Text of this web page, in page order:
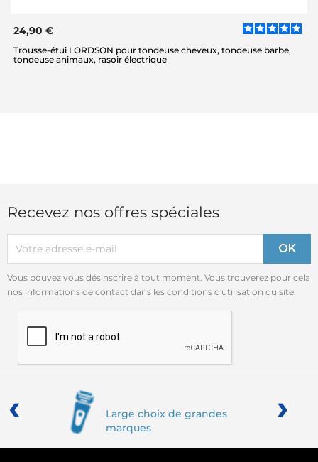
24,90 €
Trousse-étui LORDSON pour tondeuse cheveux, tondeuse barbe,
tondeuse animaux, rasoir électrique
Recevez nos offres spéciales
Vous pouvez vous désinscrire à tout moment. Vous trouverez pour cela
nos informations de contact dans les conditions d'utilisation du site.
Large choix de grandes
marques
‹ ›